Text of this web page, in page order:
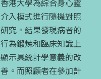
香港大學為綜合身心靈
介入模式進行隨機對照
研究。結果發現病者的
行為鍛煉和臨床知識上
顯示具統計學意義的改
善。而照顧者在參加計